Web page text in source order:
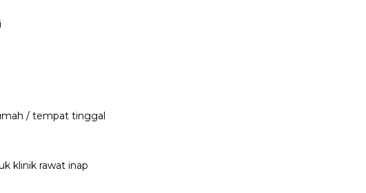
/ tempat tinggal
klinik rawat inap